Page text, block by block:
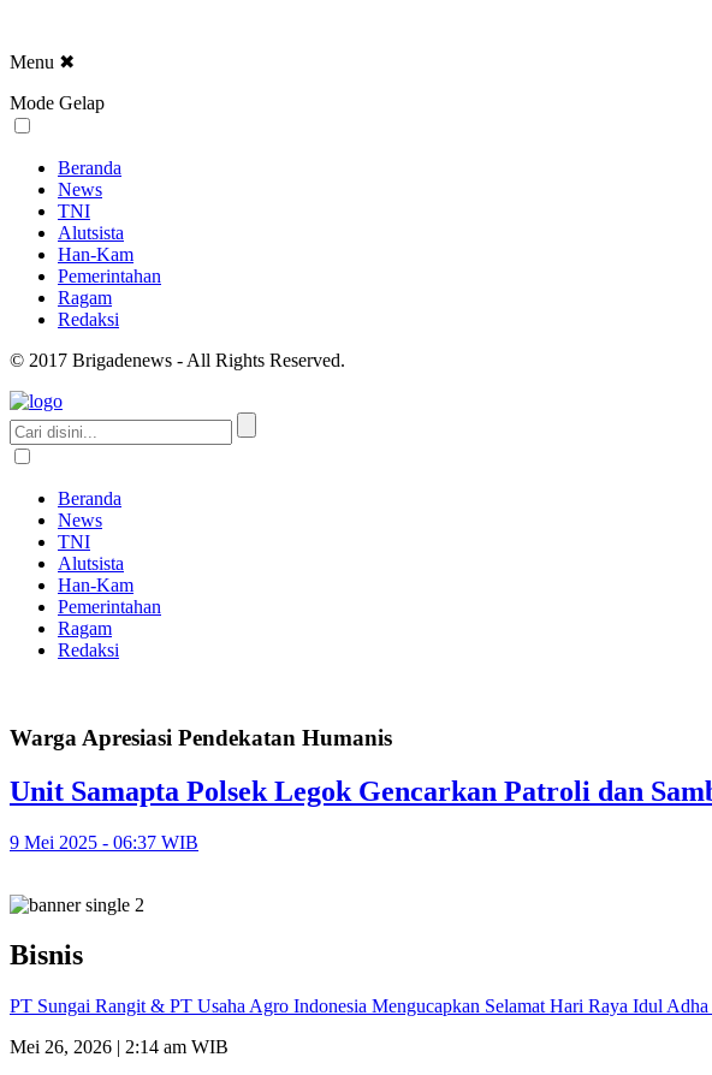
Menu ✖
Mode Gelap
Beranda
News
TNI
Alutsista
Han-Kam
Pemerintahan
Ragam
Redaksi
© 2017 Brigadenews - All Rights Reserved.
Beranda
News
TNI
Alutsista
Han-Kam
Pemerintahan
Ragam
Redaksi
Warga Apresiasi Pendekatan Humanis
Unit Samapta Polsek Legok Gencarkan Patroli dan
9 Mei 2025 - 06:37 WIB
Bisnis
PT Sungai Rangit & PT Usaha Agro Indonesia Mengucapkan Selamat Hari Raya Idul
Mei 26, 2026 | 2:14 am WIB